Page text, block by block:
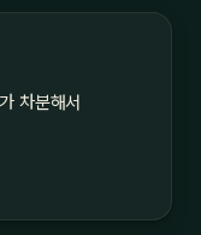
차분해서